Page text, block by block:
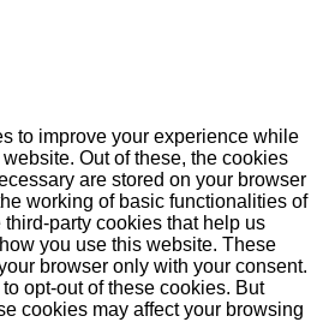
to improve your experience while
Out of these, the cookies
are stored on your browser
working of basic functionalities of
party cookies that help us
you use this website. These
browser only with your consent.
opt-out of these cookies. But
cookies may affect your browsing